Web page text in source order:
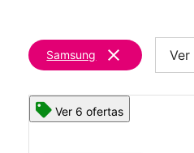
Samsung clear Ver
Ver 6 ofertas